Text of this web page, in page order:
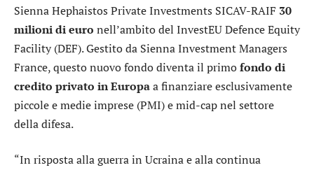
Sienna Hephaistos Private Investments SICAV-RAIF 30
milioni di euro nell’ambito del InvestEU Defence Equity
Facility (DEF). Gestito da Sienna Investment Managers
France, questo nuovo fondo diventa il primofondo di
credito privato in Europaa finanziare esclusivamente
piccole e medie imprese (PMI) e mid-cap nel settore
della difesa.
“In risposta alla guerra in Ucraina e alla continua